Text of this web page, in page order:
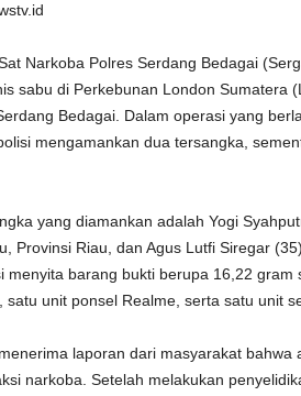
Narkoba Polres Serdang Bedagai
sabu di Perkebunan London Sumatera
Bedagai. Dalam operasi yang
mengamankan dua tersangka,
yang diamankan adalah Yogi
Provinsi Riau, dan Agus Lutfi Siregar
menyita barang bukti berupa 16,22 gram
satu unit ponsel Realme, serta satu unit
laporan dari masyarakat
narkoba. Setelah melakukan